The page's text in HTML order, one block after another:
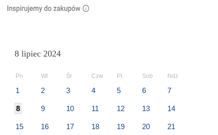
8 lipiec 2024
Pn Wt Śr Czw Pt Sob Ndz
1 2 3 4 5 6 7
8 9 10 11 12 13 14
15 16 17 18 19 20 21